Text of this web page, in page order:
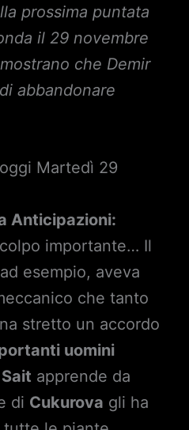
prossima puntata
il 29 novembre
che Demir
abbandonare
Martedì 29
Anticipazioni:
importante… Il
esempio, aveva
che tanto
stretto un accordo
uomini
Sait apprende da
di Cukurova gli ha